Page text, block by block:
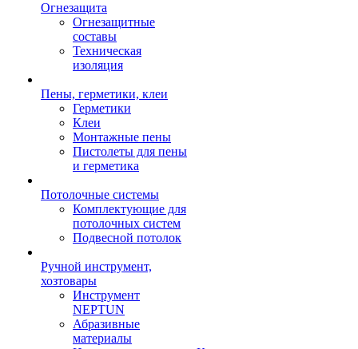
Огнезащита
Огнезащитные
составы
Техническая
изоляция
Пены, герметики, клеи
Герметики
Клеи
Монтажные пены
Пистолеты для пены
и герметика
Потолочные системы
Комплектующие для
потолочных систем
Подвесной потолок
Ручной инструмент,
хозтовары
Инструмент
NEPTUN
Абразивные
материалы